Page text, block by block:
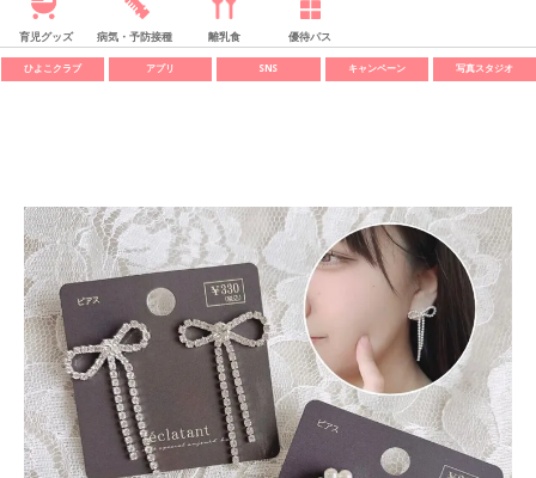
育児グッズ 病気・予防接種 離乳食 優待パス
ひよこクラブ アプリ SNS キャンペーン 写真スタジオ